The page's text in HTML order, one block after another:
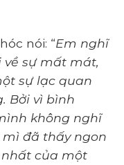
nói: “Em nghĩ
về sự mất mát,
sự lạc quan
Bởi vì bình
không nghĩ
đã thấy ngon
nhất của một